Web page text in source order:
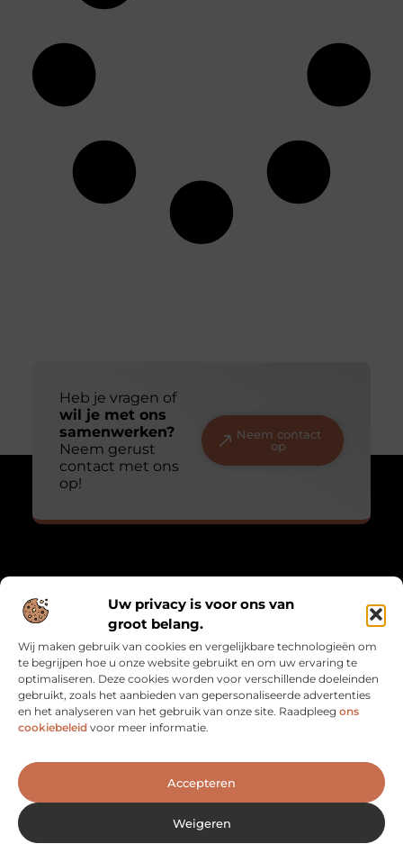
Uw privacy is voor ons van
groot belang.
Wij maken gebruik van cookies en vergelijkbare technologieën om
te begrijpen hoe u onze website gebruikt en om uw ervaring te
optimaliseren. Deze cookies worden voor verschillende doeleinden
gebruikt, zoals het aanbieden van gepersonaliseerde advertenties
en het analyseren van het gebruik van onze site. Raadpleeg ons
cookiebeleid voor meer informatie.
Accepteren
Weigeren
Heb je vragen of
wil je met ons
samenwerken?
Neem gerust
contact met ons
op!
Neem contact
op
“Waar logica en leven samenkomen.”
Mathmatch.nl combineert inzichten uit de wiskunde met
alledaagse reflecties. Een unieke verzameling blogs voor
denkers, dromers en doeners.
Bericht categorie